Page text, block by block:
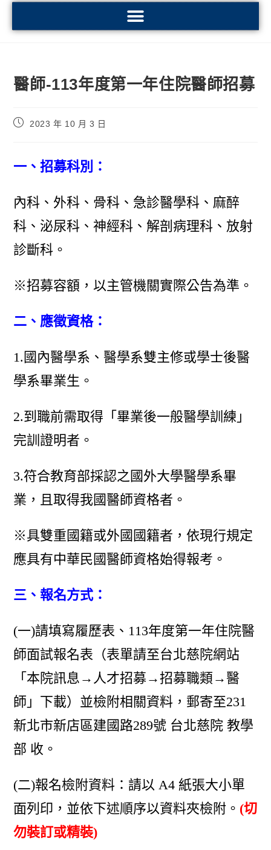
醫師-113年度第一年住院醫師招募
2023 年 10 月 3 日
一、招募科別：
內科、外科、骨科、急診醫學科、麻醉
科、泌尿科、神經科、解剖病理科、放射
診斷科。
※招募容額，以主管機關實際公告為準。
二、應徵資格：
1.國內醫學系、醫學系雙主修或學士後醫
學系畢業生。
2.到職前需取得「畢業後一般醫學訓練」
完訓證明者。
3.符合教育部採認之國外大學醫學系畢
業，且取得我國醫師資格者。
※具雙重國籍或外國國籍者，依現行規定
應具有中華民國醫師資格始得報考。
三、報名方式：
(一)請填寫履歷表、113年度第一年住院醫
師面試報名表（表單請至台北慈院網站
「本院訊息→人才招募→招募職類→醫
師」下載）並檢附相關資料，郵寄至231
新北市新店區建國路289號 台北慈院 教學
部 收。
(二)報名檢附資料：請以 A4 紙張大小單
面列印，並依下述順序以資料夾檢附。 (切
勿裝訂或精裝)